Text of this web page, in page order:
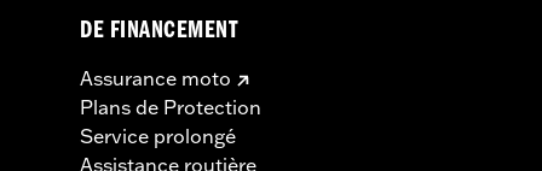
DE FINANCEMENT
Assurance moto
Plans de Protection
Service prolongé
Assistance routière